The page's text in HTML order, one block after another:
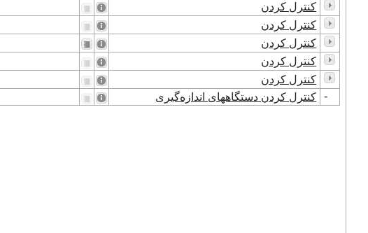
کنترل کردن
کنترل کردن
کنترل کردن
کنترل کردن
کنترل کردن
کنترل کردن دستگاههای اندازه‌گیری -